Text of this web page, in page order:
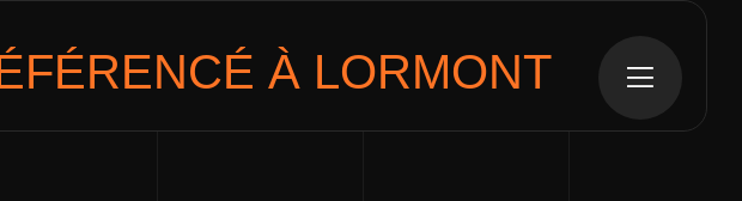
À LORMONT